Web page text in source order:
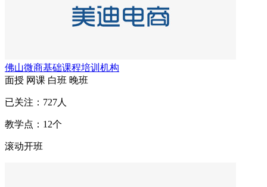
佛山微商基础课程培训机构
面授 网课 白班 晚班
已关注： 727人
教学点： 12个
滚动开班